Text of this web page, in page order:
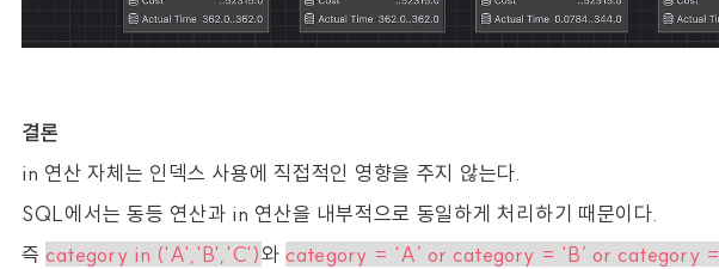
결론
in 연산 자체는 인덱스 사용에 직접적인 영향을 주지 않는다.
SQL에서는 동등 연산과 in 연산을 내부적으로 동일하게 처리하기 때문이다.
즉 category in ('A','B','C')와 category = ‘A’ or category = ‘B’ or category